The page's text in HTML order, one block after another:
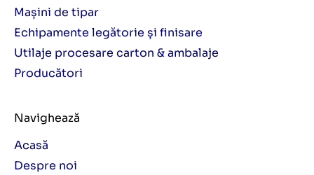
Mașini de tipar
Echipamente legătorie și finisare
Utilaje procesare carton & ambalaje
Producători
Navighează
Acasă
Despre noi